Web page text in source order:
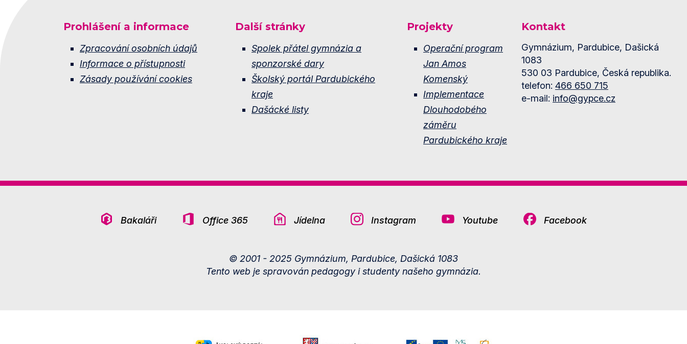
Prohlášení a informace
Zpracování osobních údajů
Informace o přístupnosti
Zásady používání cookies
Další stránky
Spolek přátel gymnázia a
sponzorské dary
Školský portál Pardubického
kraje
Dašácké listy
Projekty
Operační program
Jan Amos
Komenský
Implementace
Dlouhodobého
záměru
Pardubického kraje
Kontakt
Gymnázium, Pardubice, Dašická
1083
530 03 Pardubice, Česká republika.
telefon: 466 650 715
e-mail: info@gypce.cz
Bakaláři Office 365 Jídelna Instagram Youtube Facebook
© 2001 - 2025 Gymnázium, Pardubice, Dašická 1083
Tento web je spravován pedagogy i studenty našeho gymnázia.